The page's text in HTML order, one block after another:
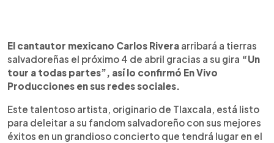
► Escuchar artículo
El cantautor mexicano Carlos Rivera arribará a tierras
salvadoreñas el próximo 4 de abril gracias a su gira “Un
tour a todas partes”, así lo confirmó En Vivo
Producciones en sus redes sociales.
Este talentoso artista, originario de Tlaxcala, está listo
para deleitar a su fandom salvadoreño con sus mejores
éxitos en un grandioso concierto que tendrá lugar en el